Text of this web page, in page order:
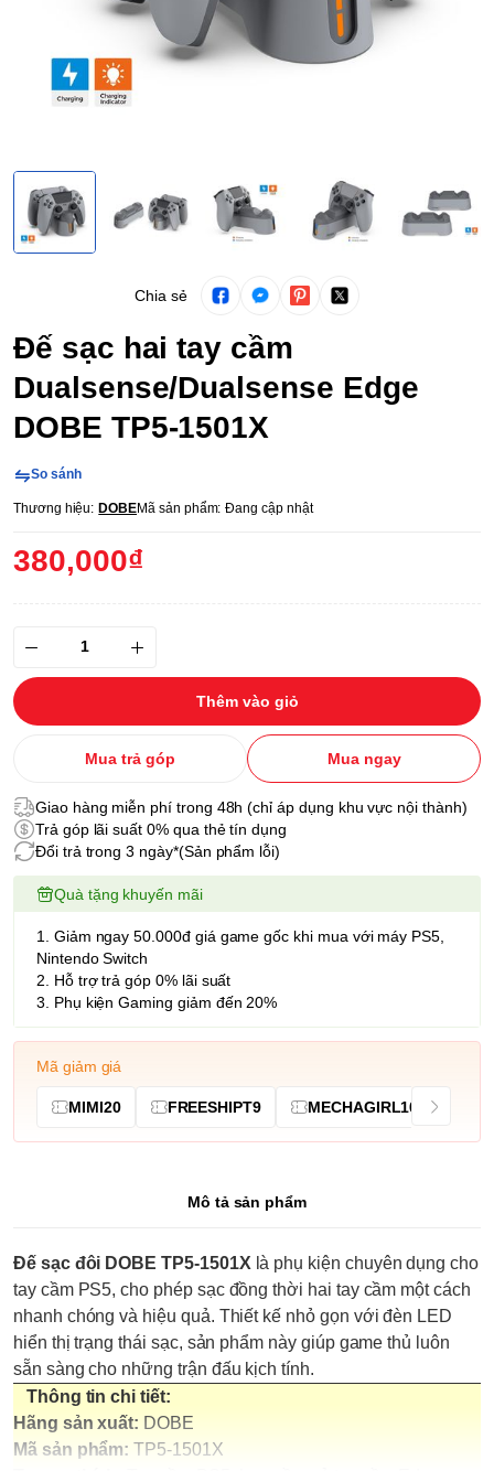
Chia sẻ
Đế sạc hai tay cầm
Dualsense/Dualsense Edge
DOBE TP5-1501X
So sánh
Thương hiệu: DOBEMã sản phẩm: Đang cập nhật
380,000₫
Thêm vào giỏ
Mua trả góp Mua ngay
Giao hàng miễn phí trong 48h (chỉ áp dụng khu vực nội thành)
Trả góp lãi suất 0% qua thẻ tín dụng
Đổi trả trong 3 ngày*(Sản phẩm lỗi)
Quà tặng khuyến mãi
1. Giảm ngay 50.000đ giá game gốc khi mua với máy PS5,
Nintendo Switch
2. Hỗ trợ trả góp 0% lãi suất
3. Phụ kiện Gaming giảm đến 20%
Mã giảm giá
MIMI20 FREESHIPT9 MECHAGIRL10
Mô tả sản phẩm
Đế sạc đôi DOBE TP5-1501X là phụ kiện chuyên dụng cho
tay cầm PS5, cho phép sạc đồng thời hai tay cầm một cách
nhanh chóng và hiệu quả. Thiết kế nhỏ gọn với đèn LED
hiển thị trạng thái sạc, sản phẩm này giúp game thủ luôn
sẵn sàng cho những trận đấu kịch tính.
Thông tin chi tiết:
Hãng sản xuất: DOBE
Mã sản phẩm: TP5-1501X